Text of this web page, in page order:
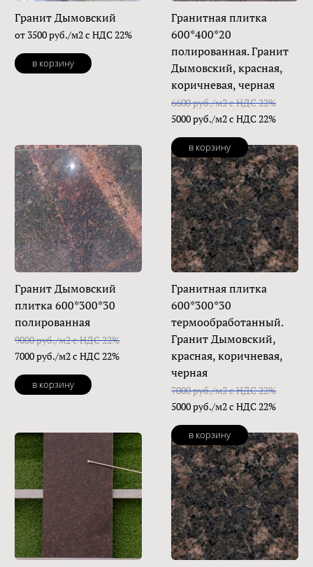
Гранит Дымовский
от 3500 руб./м2 с НДС 22%
в корзину
Гранитная плитка
600*400*20
полированная. Гранит
Дымовский, красная,
коричневая, черная
6600 руб./м2 с НДС 22%
5000 руб./м2 с НДС 22%
в корзину
Гранит Дымовский
плитка 600*300*30
полированная
9000 руб./м2 с НДС 22%
7000 руб./м2 с НДС 22%
в корзину
Гранитная плитка
600*300*30
термообработанный.
Гранит Дымовский,
красная, коричневая,
черная
7000 руб./м2 с НДС 22%
5000 руб./м2 с НДС 22%
в корзину